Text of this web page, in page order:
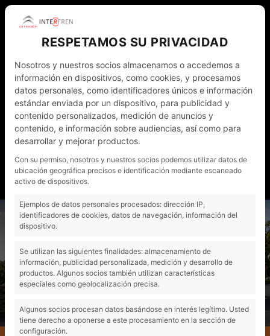
ESP
972 011 782
WHATSAPP
RESPETAMOS SU PRIVACIDAD
Nosotros y nuestros socios almacenamos o accedemos a
información en dispositivos, como cookies, y procesamos
datos personales, como identificadores únicos e información
estándar enviada por un dispositivo, para publicidad y
contenido personalizados, medición de anuncios y
contenido, e información sobre audiencias, así como para
desarrollar y mejorar productos.
Con su permiso, nosotros y nuestros socios podemos utilizar datos de
ubicación geográfica precisos e identificación mediante escaneado
activo de dispositivos.
Ejemplos de datos personales procesados: dirección IP,
identificadores de cookies, datos de navegación, información del
dispositivo.
Se utilizan las siguientes finalidades: almacenamiento de
información, publicidad personalizada, medición y desarrollo de
productos. Algunos socios también utilizan características
especiales como geolocalización precisa.
Algunos socios procesan datos basándose en interés legítimo. Usted
tiene derecho a oponerse a este procesamiento en la sección de
configuración.